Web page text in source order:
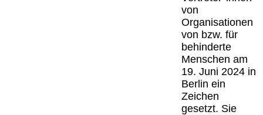
von
Organisationen
von bzw. für
behinderte
Menschen am
19. Juni 2024 in
Berlin ein
Zeichen
gesetzt. Sie